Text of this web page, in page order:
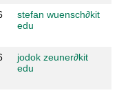
stefan wuensch∂kit
edu
jodok zeuner∂kit
edu